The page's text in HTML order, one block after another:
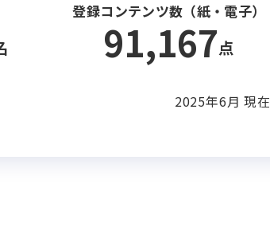
登録コンテンツ数（紙・電子）
91,167点
2025年6月 現在